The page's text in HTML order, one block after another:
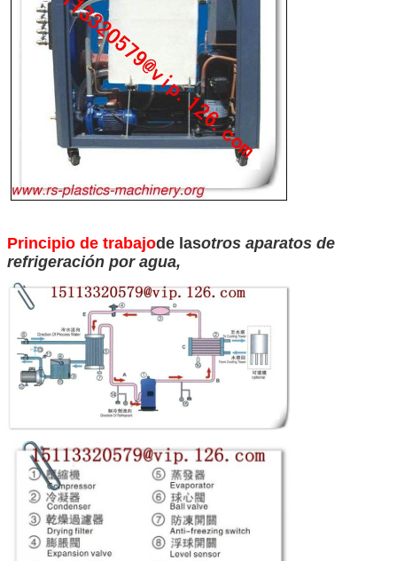
Principio de trabajode lasotros aparatos de
refrigeración por agua,